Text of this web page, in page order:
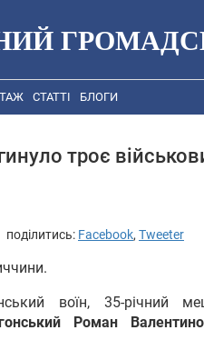
СТАТТІ БЛОГИ
троє
поділитись: Facebook, Tweeter
воїн, 35-річний
Роман